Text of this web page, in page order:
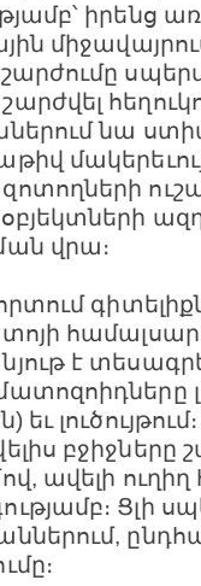
իրենց
նա
վրա։
է
եւ
բջիջները
ավելի
Ցլի